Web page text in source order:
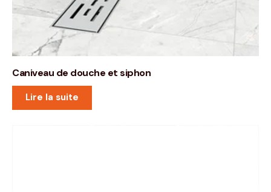
Caniveau de douche et siphon
Lire la suite